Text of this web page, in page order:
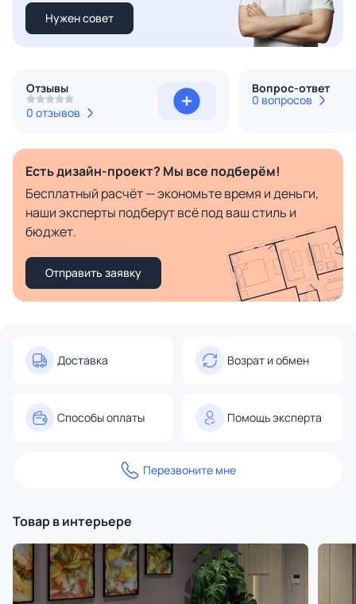
Нужен совет
Отзывы
0 отзывов
Вопрос-ответ
0 вопросов
Есть дизайн-проект? Мы все подберём!
Бесплатный расчёт — экономьте время и деньги,
наши эксперты подберут всё под ваш стиль и
бюджет.
Отправить заявку
Доставка Возрат и обмен
Способы оплаты Помощь эксперта
Перезвоните мне
Товар в интерьере